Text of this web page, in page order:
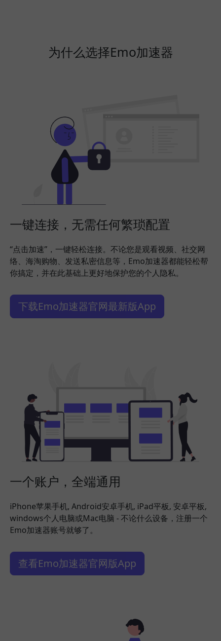
为什么选择Emo加速器
一键连接，无需任何繁琐配置
“点击加速”，一键轻松连接。不论您是观看视频、社交网
络、海淘购物、发送私密信息等，Emo加速器都能轻松帮
你搞定，并在此基础上更好地保护您的个人隐私。
下载Emo加速器官网最新版App
一个账户，全端通用
iPhone苹果手机, Android安卓手机, iPad平板, 安卓平板,
windows个人电脑或Mac电脑 - 不论什么设备，注册一个
Emo加速器账号就够了。
查看Emo加速器官网版App